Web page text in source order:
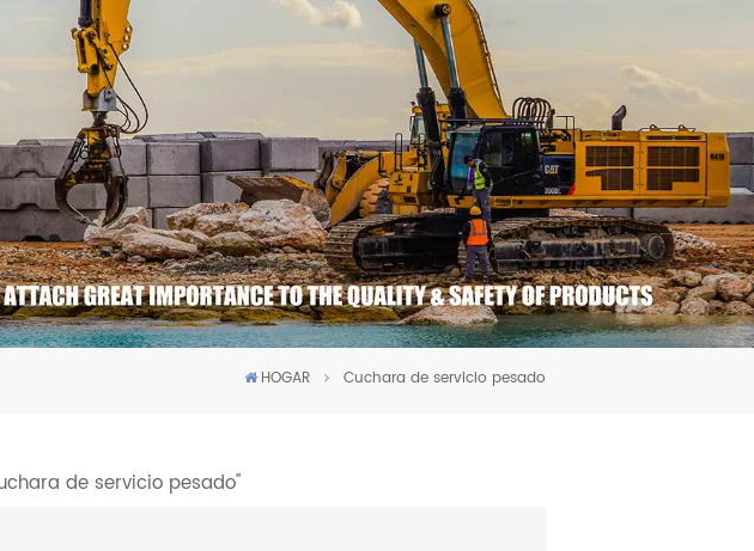
HOGAR Cuchara de servicio pesado
de servicio pesado"